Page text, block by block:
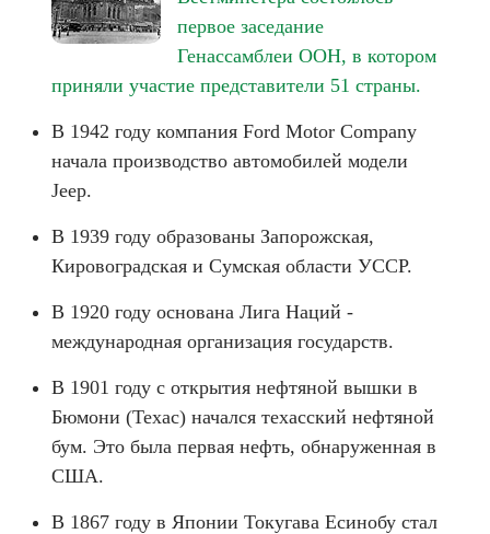
первое заседание
Генассамблеи ООН, в котором
приняли участие представители 51 страны.
В 1942 году компания Ford Motor Company
начала производство автомобилей модели
Jeep.
В 1939 году образованы Запорожская,
Кировоградская и Сумская области УССР.
В 1920 году основана Лига Наций -
международная организация государств.
В 1901 году с открытия нефтяной вышки в
Бюмони (Техас) начался техасский нефтяной
бум. Это была первая нефть, обнаруженная в
США.
В 1867 году в Японии Токугава Есинобу стал